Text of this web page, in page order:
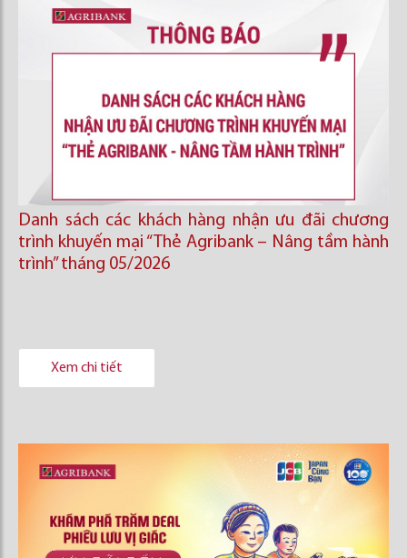
Danh sách các khách hàng nhận ưu đãi chương
trình khuyến mại “Thẻ Agribank – Nâng tầm hành
trình” tháng 05/2026
Xem chi tiết